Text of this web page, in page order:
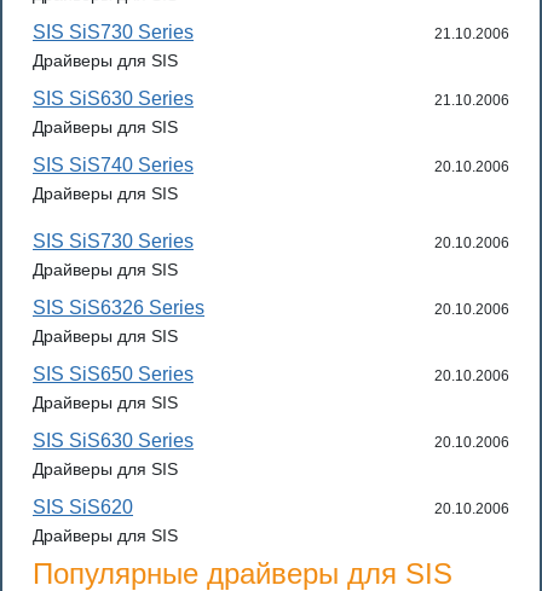
SIS SiS730 Series 21.10.2006
Драйверы для SIS
SIS SiS630 Series 21.10.2006
Драйверы для SIS
SIS SiS740 Series 20.10.2006
Драйверы для SIS
SIS SiS730 Series 20.10.2006
Драйверы для SIS
SIS SiS6326 Series 20.10.2006
Драйверы для SIS
SIS SiS650 Series 20.10.2006
Драйверы для SIS
SIS SiS630 Series 20.10.2006
Драйверы для SIS
SIS SiS620 20.10.2006
Драйверы для SIS
Популярные драйверы для SIS